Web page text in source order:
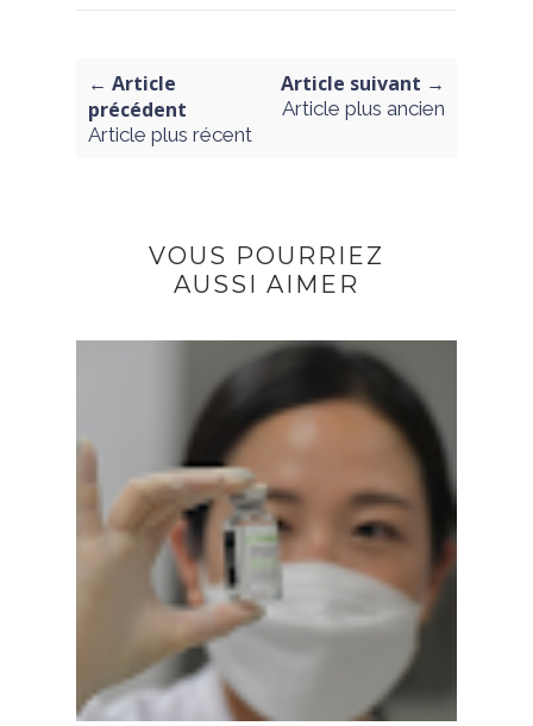
← Article
précédent
Article plus récent
Article suivant →
Article plus ancien
VOUS POURRIEZ
AUSSI AIMER